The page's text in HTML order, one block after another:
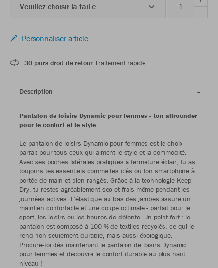
Veuillez choisir la taille
-
Personnaliser article
30 jours droit de retour Traitement rapide
Description
Pantalon de loisirs Dynamic pour femmes - ton allrounder
pour le confort et le style
Le pantalon de loisirs Dynamic pour femmes est le choix
parfait pour tous ceux qui aiment le style et la commodité.
Avec ses poches latérales pratiques à fermeture éclair, tu as
toujours tes essentiels comme tes clés ou ton smartphone à
portée de main et bien rangés. Grâce à la technologie Keep
Dry, tu restes agréablement sec et frais même pendant les
journées actives. L'élastique au bas des jambes assure un
maintien confortable et une coupe optimale - parfait pour le
sport, les loisirs ou les heures de détente. Un point fort : le
pantalon est composé à 100 % de textiles recyclés, ce qui le
rend non seulement durable, mais aussi écologique.
Procure-toi dès maintenant le pantalon de loisirs Dynamic
pour femmes et découvre le confort durable au plus haut
niveau !